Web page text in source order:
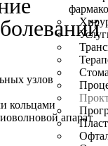
узлов
кольцами
апарат